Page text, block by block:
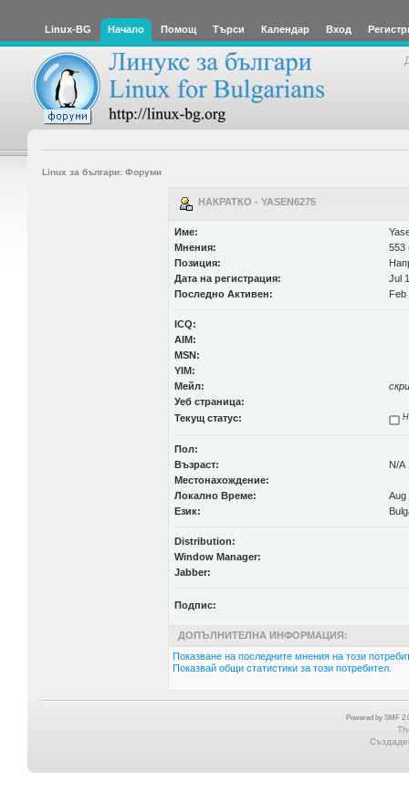
Linux-BG Начало Помощ Търси Календар Вход
Linux за българи: Форуми
НАКРАТКО - YASEN6275
Име:
Мнения:
553
Позиция:
Дата на регистрация:
Jul
Последно Активен:
Feb
ICQ:
AIM:
MSN:
YIM:
Мейл:
Уеб страница:
Текущ статус:
Пол:
Възраст:
N/A
Местонахождение:
Локално Време:
Aug
Език:
Distribution:
Window Manager:
Jabber:
Подпис:
ДОПЪЛНИТЕЛНА ИНФОРМАЦИЯ:
Показване на последните мнения на този
Показвай общи статистики за този потребител.
Powered by SMF